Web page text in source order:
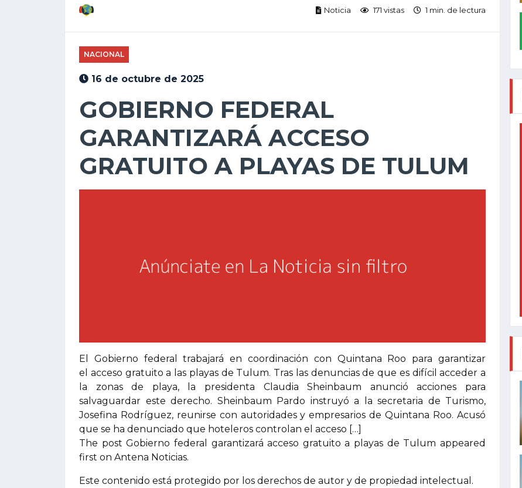
Noticia 171 vistas 1 min. de lectura
NACIONAL
16 de octubre de 2025
GOBIERNO FEDERAL
GARANTIZARÁ ACCESO
GRATUITO A PLAYAS DE TULUM
El Gobierno federal trabajará en coordinación con Quintana Roo para garantizar
el acceso gratuito a las playas de Tulum. Tras las denuncias de que es difícil acceder a
la zonas de playa, la presidenta Claudia Sheinbaum anunció acciones para
salvaguardar este derecho. Sheinbaum Pardo instruyó a la secretaria de Turismo,
Josefina Rodríguez, reunirse con autoridades y empresarios de Quintana Roo. Acusó
que se ha denunciado que hoteleros controlan el acceso […]
The post Gobierno federal garantizará acceso gratuito a playas de Tulum appeared
first on Antena Noticias.
Este contenido está protegido por los derechos de autor y de propiedad intelectual.